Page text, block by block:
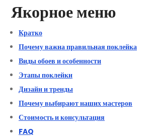
Якорное меню
Кратко
Почему важна правильная поклейка
Виды обоев и особенности
Этапы поклейки
Дизайн и тренды
Почему выбирают наших мастеров
Стоимость и консультация
FAQ